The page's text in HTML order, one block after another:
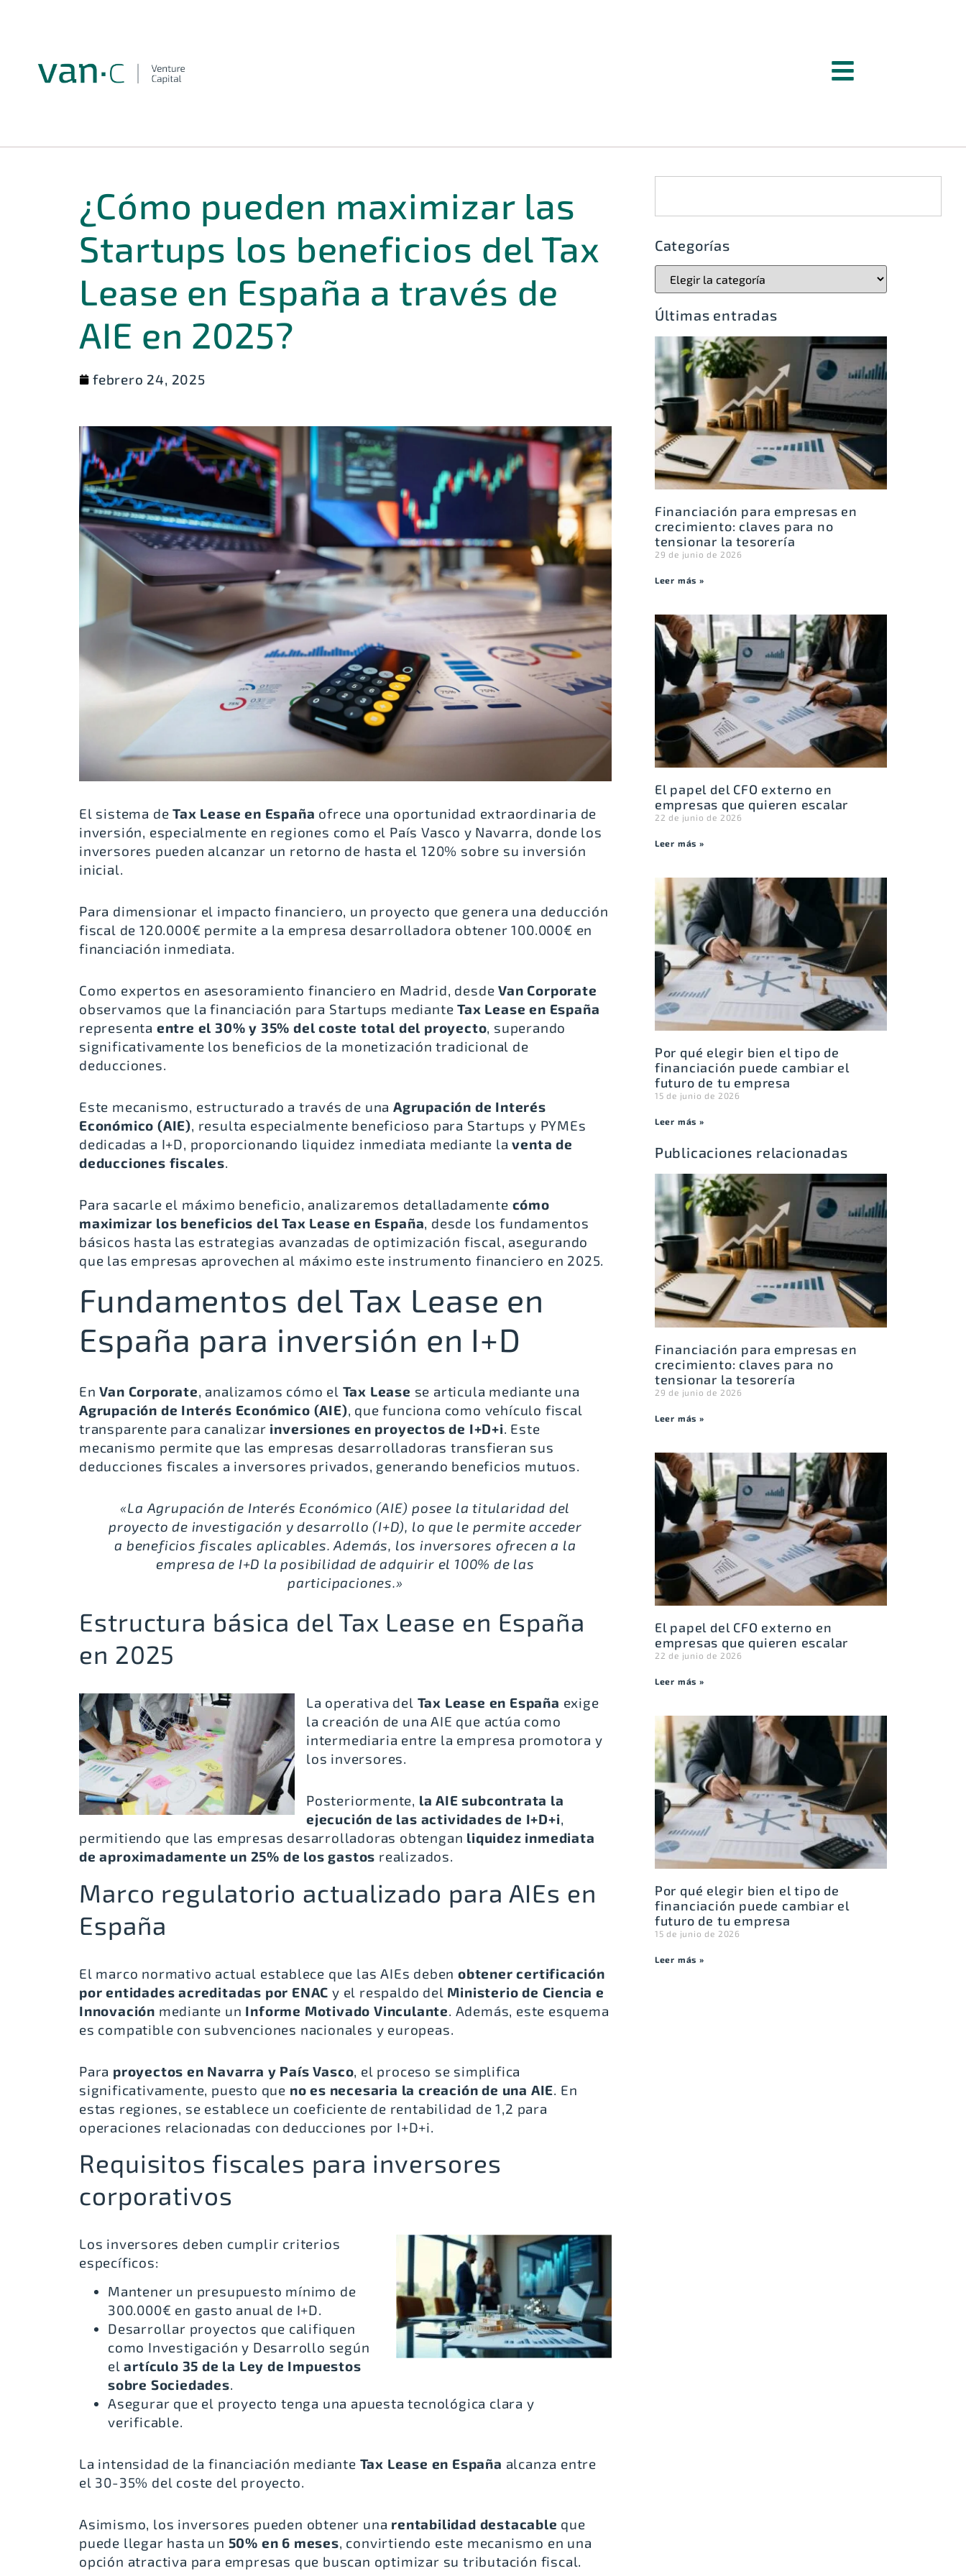
¿Cómo pueden maximizar las
Startups los beneficios del Tax
Lease en España a través de
AIE en 2025?
febrero 24, 2025
El sistema deTax Lease en España ofrece una oportunidad extraordinaria de
inversión, especialmente en regiones como el País Vasco y Navarra, donde los
inversores pueden alcanzar un retorno de hasta el 120% sobre su inversión
inicial.
Para dimensionar el impacto financiero, un proyecto que genera una deducción
fiscal de 120.000€ permite a la empresa desarrolladora obtener 100.000€ en
financiación inmediata.
Como expertos en asesoramiento financiero en Madrid, desdeVan Corporate
observamos que la financiación para Startups medianteTax Lease en España
representa entre el 30% y 35% del coste total del proyecto, superando
significativamente los beneficios de la monetización tradicional de
deducciones.
Este mecanismo, estructurado a través de una Agrupación de Interés
Económico (AIE), resulta especialmente beneficioso para Startups y PYMEs
dedicadas a I+D, proporcionando liquidez inmediata mediante laventa de
deducciones fiscales.
Para sacarle el máximo beneficio, analizaremos detalladamente cómo
maximizar los beneficios del Tax Lease en España, desde los fundamentos
básicos hasta las estrategias avanzadas de optimización fiscal, asegurando
que las empresas aprovechen al máximo este instrumento financiero en 2025.
Fundamentos del Tax Lease en
España para inversión en I+D
EnVan Corporate, analizamos cómo el Tax Lease se articula mediante una
Agrupación de Interés Económico (AIE), que funciona como vehículo fiscal
transparente para canalizar inversiones en proyectos de I+D+i. Este
mecanismo permite que las empresas desarrolladoras transfieran sus
deducciones fiscales a inversores privados, generando beneficios mutuos.
«La Agrupación de Interés Económico (AIE) posee la titularidad del
proyecto de investigación y desarrollo (I+D), lo que le permite acceder
a beneficios fiscales aplicables. Además, los inversores ofrecen a la
empresa de I+D la posibilidad de adquirir el 100% de las
participaciones.»
Estructura básica del Tax Lease en España
en 2025
La operativa del Tax Lease en España exige
la creación de una AIE que actúa como
intermediaria entre la empresa promotora y
los inversores.
Posteriormente, la AIE subcontrata la
ejecución de las actividades de I+D+i,
permitiendo que las empresas desarrolladoras obtengan liquidez inmediata
de aproximadamente un 25% de los gastos realizados.
Marco regulatorio actualizado para AIEs en
España
El marco normativo actual establece que las AIEs deben obtener certificación
porentidades acreditadas por ENAC y el respaldo del Ministerio de Ciencia e
Innovación mediante un Informe Motivado Vinculante. Además, este esquema
es compatible con subvenciones nacionales y europeas.
Para proyectos en Navarra y País Vasco, el proceso se simplifica
significativamente, puesto que no es necesaria la creación de una AIE. En
estas regiones, se establece un coeficiente de rentabilidad de 1,2 para
operaciones relacionadas con deducciones por I+D+i.
Requisitos fiscales para inversores
corporativos
Los inversores deben cumplir criterios
específicos:
Mantener un presupuesto mínimo de
300.000€ en gasto anual de I+D.
Desarrollar proyectos que califiquen
como Investigación y Desarrollo según
elartículo 35 de la Ley de Impuestos
sobre Sociedades.
Asegurar que el proyecto tenga una apuesta tecnológica clara y
verificable.
La intensidad de la financiación mediante Tax Lease en España alcanza entre
el 30-35% del coste del proyecto.
Asimismo, los inversores pueden obtener una rentabilidad destacable que
puede llegar hasta un 50% en 6 meses, convirtiendo este mecanismo en una
opción atractiva para empresas que buscan optimizar su tributación fiscal.
Categorías
Últimas entradas
Financiación para empresas en
crecimiento: claves para no
tensionar la tesorería
29 de junio de 2026
Leer más »
El papel del CFO externo en
empresas que quieren escalar
22 de junio de 2026
Leer más »
Por qué elegir bien el tipo de
financiación puede cambiar el
futuro de tu empresa
15 de junio de 2026
Leer más »
Publicaciones relacionadas
Financiación para empresas en
crecimiento: claves para no
tensionar la tesorería
29 de junio de 2026
Leer más »
El papel del CFO externo en
empresas que quieren escalar
22 de junio de 2026
Leer más »
Por qué elegir bien el tipo de
financiación puede cambiar el
futuro de tu empresa
15 de junio de 2026
Leer más »